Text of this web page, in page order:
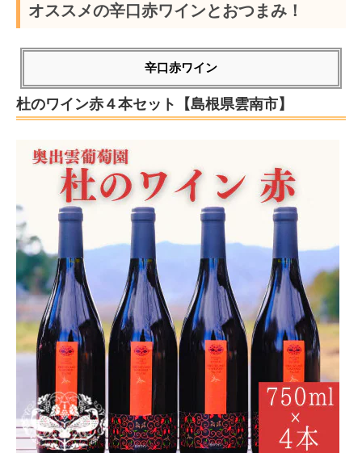
オススメの辛口赤ワインとおつまみ！
辛口赤ワイン
杜のワイン赤４本セット【島根県雲南市】